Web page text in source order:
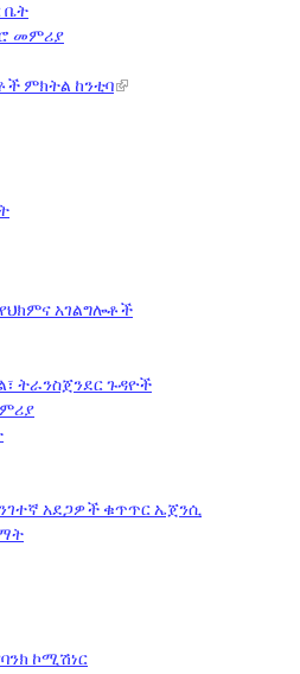
ቤት
መምሪያ
ምክትል ከንቲባ
አገልግሎቶች
ትራንስጀንደር ጉዳዮች
አደጋዎች ቁጥጥር ኤጀንሲ
ኮሚሽነር